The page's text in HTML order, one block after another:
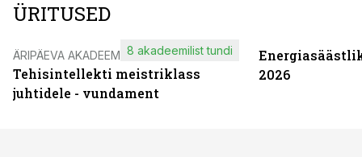
ÜRITUSED
ÄRIPÄEVA AKADEEMIA
Tehisintellekti meistriklass
juhtidele - vundament
8 akadeemilist tundi
2026